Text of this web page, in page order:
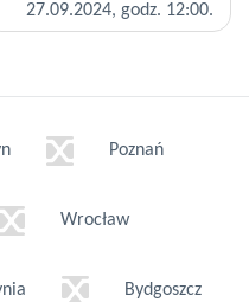
27.09.2024, godz. 12:00.
Poznań
Wrocław
Bydgoszcz